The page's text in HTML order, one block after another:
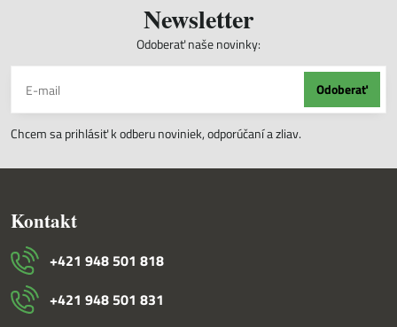
Newsletter
Odoberať naše novinky:
Odoberať
Chcem sa prihlásiť k odberu noviniek, odporúčaní a zliav.
Kontakt
+421 948 501 818
+421 948 501 831